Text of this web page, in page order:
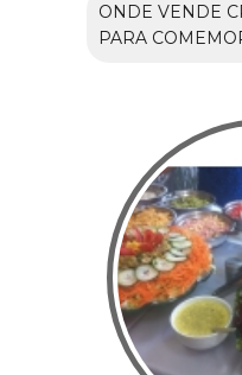
ONDE VENDE
PARA